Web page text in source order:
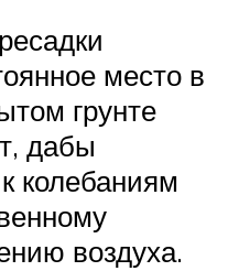
место в
грунте
дабы
колебаниям
воздуха.